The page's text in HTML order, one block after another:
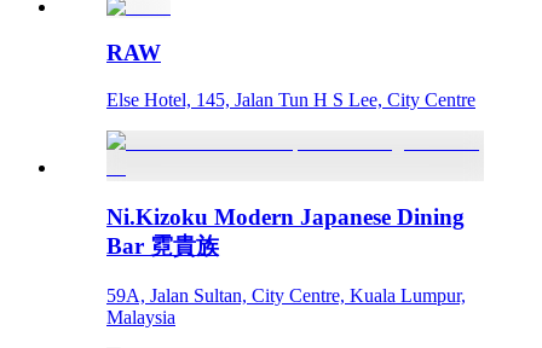
RAW
Else Hotel, 145, Jalan Tun H S Lee, City Centre
Ni.Kizoku Modern Japanese Dining
Bar 霓貴族
59A, Jalan Sultan, City Centre, Kuala Lumpur,
Malaysia